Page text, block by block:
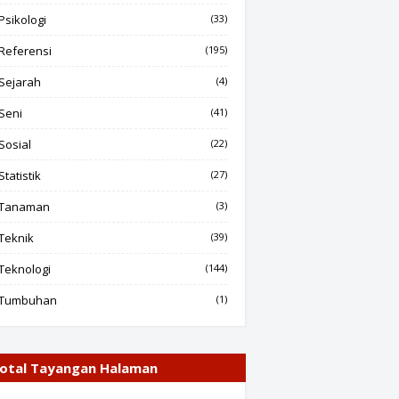
(33)
(195)
(4)
(41)
(22)
(27)
(3)
(39)
(144)
(1)
Tayangan Halaman